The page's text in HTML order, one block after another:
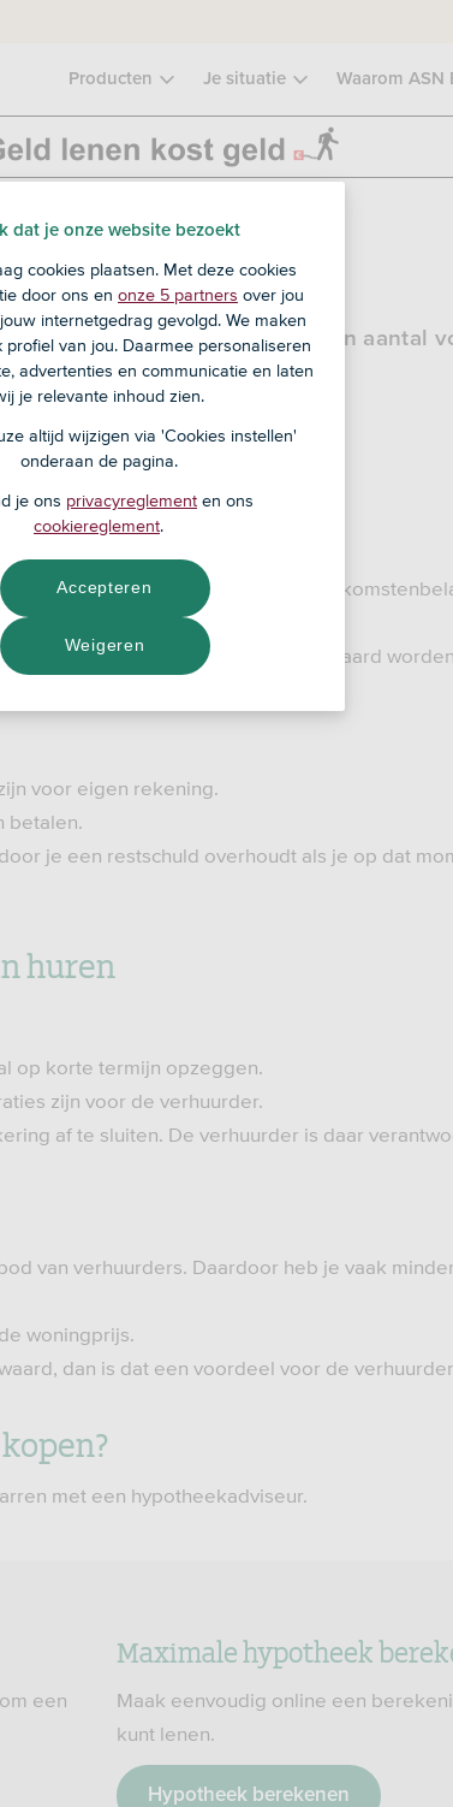
Producten Je situatie Waarom ASN
is slim
en nadelen. We zetten er een aantal
kopen
huizen.
aftrekbaar in de aangifte
hebt afgelost.
jij wilt. Je huis kan daardoor meer waard
een vaste rente kiest.
voor eigen rekening.
betalen.
je een restschuld overhoudt als je op dat
huren
op korte termijn opzeggen.
zijn voor de verhuurder.
af te sluiten. De verhuurder is daar
van verhuurders. Daardoor heb je vaak
woningprijs.
dan is dat een voordeel voor de
met een hypotheekadviseur.
een
Maximale hypotheek
Maak eenvoudig online een
kunt lenen.
Hypotheek berekenen
dat je onze website bezoekt
cookies plaatsen. Met deze cookies
door ons en onze 5 partners over jou
internetgedrag gevolgd. We maken
profiel van jou. Daarmee personaliseren
advertenties en communicatie en laten
je relevante inhoud zien.
altijd wijzigen via 'Cookies instellen'
onderaan de pagina.
je ons privacyreglement en ons
cookiereglement.
Weigeren
Accepteren